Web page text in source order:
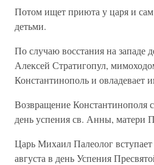
Потом ищет приюта у царя и сам
детьми.
По случаю восстания на западе
Алексей Стратигопул,
Константинополь и овладевает
Возвращение Константинополя
день успения св. Анны, матери
Царь Михаил Палеолог
августа в день Успения